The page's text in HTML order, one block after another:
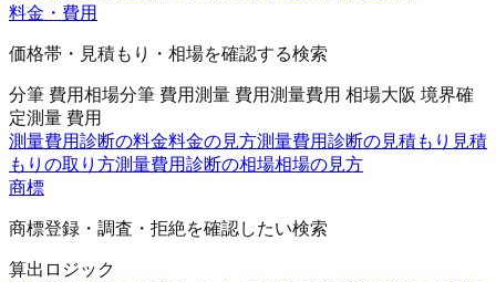
料金・費用
価格帯・見積もり・相場を確認する検索
分筆 費用相場分筆 費用測量 費用測量費用 相場大阪 境界確
定測量 費用
測量費用診断の料金料金の見方測量費用診断の見積もり 見積
もりの取り方測量費用診断の相場相場の見方
商標
商標登録・調査・拒絶を確認したい検索
算出ロジック